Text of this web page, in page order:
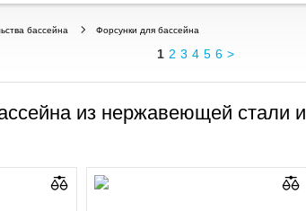
бассейна Форсунки для бассейна
1 2 3 4 5 6 >
из нержавеющей стали и